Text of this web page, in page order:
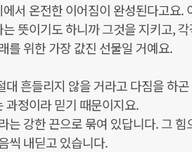
서 온전한 이어짐이 완성된다고요.
뜻이기도 하니까 그것을 지키고,
를 위한 가장 값진 선물일 거예요.
흔들리지 않을 거라고 다짐을 하곤
과정이라 믿기 때문이지요.
는 강한 끈으로 묶여 있답니다. 그 힘
씩 내딛고 있습니다.